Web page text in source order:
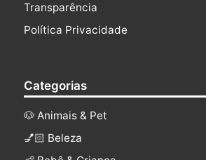
Transparência
Política Privacidade
Categorias
🐶 Animais & Pet
💅🏻 Beleza